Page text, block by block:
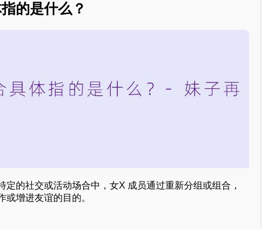
的是什么？
定的社交或活动场合中，女X 成员通过重新分组或组合，
或增进友谊的目的。